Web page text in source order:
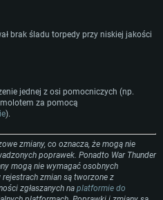
sterownikami (nie starsze niż 6
720p) ze wsparciem Vulkan
brak śladu torpedy przy niskiej jakości
jednej z osi pomocniczych (np.
za pomocą
).
zmiany, co oznacza, że mogą nie
poprawek. Ponadto War Thunder
mogą nie wymagać osobnych
zmian są tworzone z
zgłaszanych na platformie do